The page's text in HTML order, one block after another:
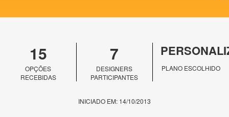
15
OPÇÕES
RECEBIDAS
7
DESIGNERS
PARTICIPANTES
PLANO ESCOLHIDO
INICIADO EM: 14/10/2013